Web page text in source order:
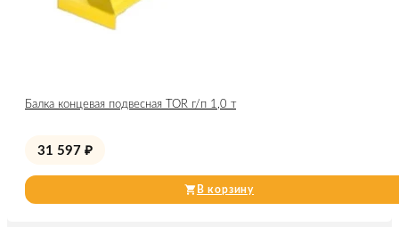
Балка концевая подвесная TOR г/п 1,0 т
31 597 ₽
В корзину